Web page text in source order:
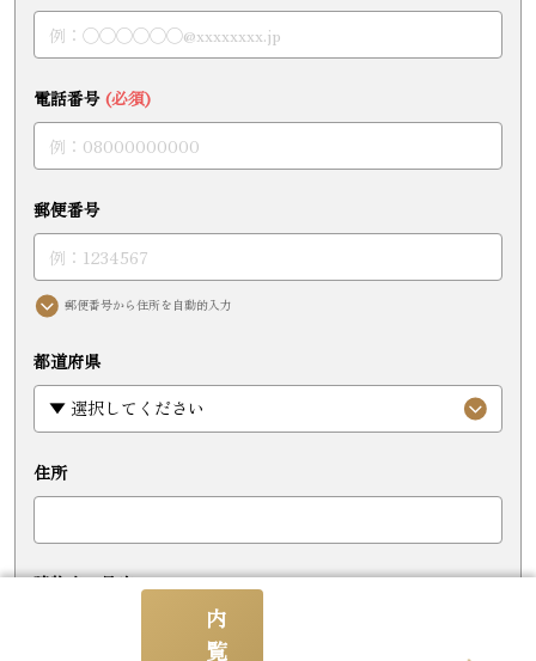
電話番号 (必須)
郵便番号
郵便番号から住所を自動的入力
都道府県
住所
建物名・号室
内
覧